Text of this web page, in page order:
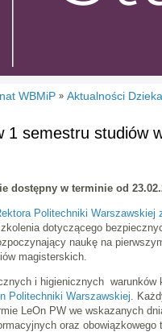
WBMiP » Aktualności
1 semestru studiów
dostępny w terminie od
Politechniki Warszawskiej
dotyczącego
naukę na
magisterskich.
i higienicznych warunków
Politechniki Warszawskiej.
LeOn PW we wskazanych
oraz obowiązkowego